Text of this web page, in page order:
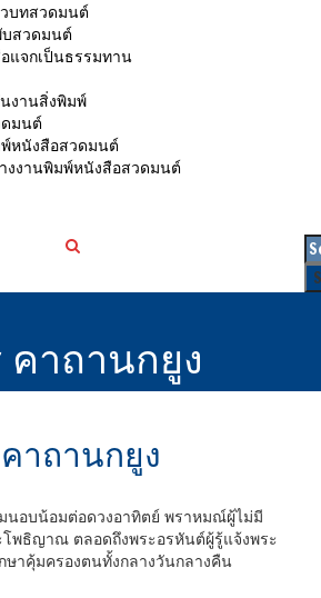
บทสวดมนต์
สวดมนต์
แจกเป็นธรรมทาน
งานสิ่งพิมพ์
มนต์
หนังสือสวดมนต์
งงานพิมพ์หนังสือสวดมนต์
าถานกยูง
าถานกยูง
นอบน้อมต่อดวงอาทิตย์ พราหมณ์ผู้ไม่มี
โพธิญาณ ตลอดถึงพระอรหันต์ผู้รู้แจ้งพระ
าคุ้มครองตนทั้งกลางวันกลางคืน